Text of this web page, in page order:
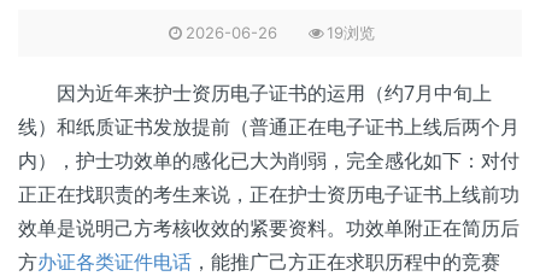
2026-06-26 19浏览
因为近年来护士资历电子证书的运用（约7月中旬上
线）和纸质证书发放提前（普通正在电子证书上线后两个月
内），护士功效单的感化已大为削弱，完全感化如下：对付
正正在找职责的考生来说，正在护士资历电子证书上线前功
效单是说明己方考核收效的紧要资料。功效单附正在简历后
方办证各类证件电话 ，能推广己方正在求职历程中的竞赛